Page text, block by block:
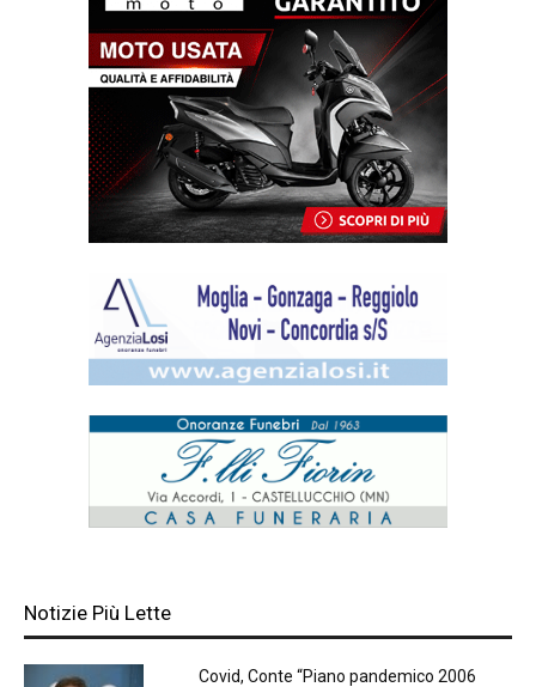
Notizie Più Lette
Covid, Conte “Piano pandemico 2006